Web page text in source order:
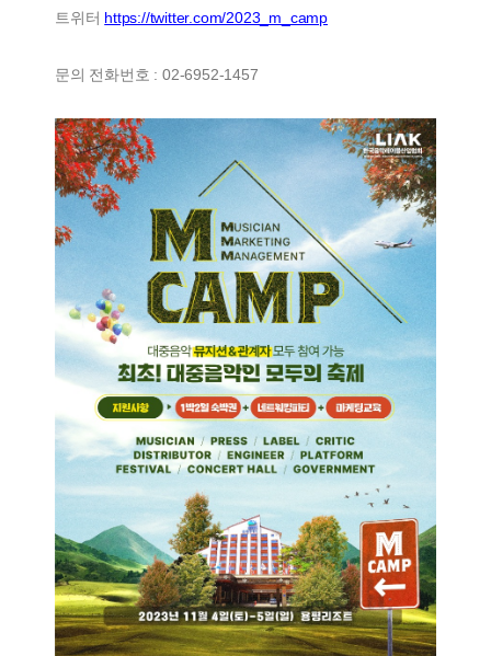
트위터 https://twitter.com/2023_m_camp
문의 전화번호 : 02-6952-1457